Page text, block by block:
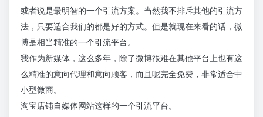
或者说是最明智的一个引流方案。当然我不排斥其他的引流方
法，只要适合我们的都是好的方式。但是就现在来看的话，微
博是相当精准的一个引流平台。
我作为新媒体，这么多年，除了微博很难在其他平台上也有这
么精准的意向代理和意向顾客，而且呢完全免费，非常适合中
小型微商。
淘宝店铺自媒体网站这样的一个引流平台。